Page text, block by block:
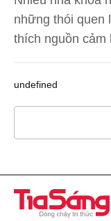
những thói quen
thích nguồn cảm
undefined